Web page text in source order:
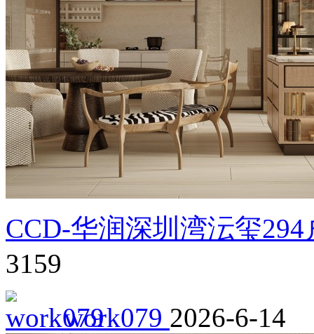
CCD-华润深圳湾沄玺
3159
work079 2026-6-14